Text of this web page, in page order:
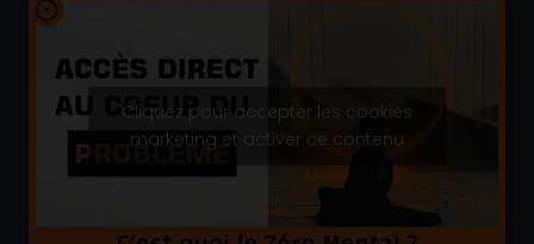
Cliquez pour accepter les cookies
marketing et activer ce contenu